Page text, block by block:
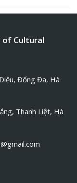
of Cultural
Đống Đa, Hà
Thanh Liệt, Hà